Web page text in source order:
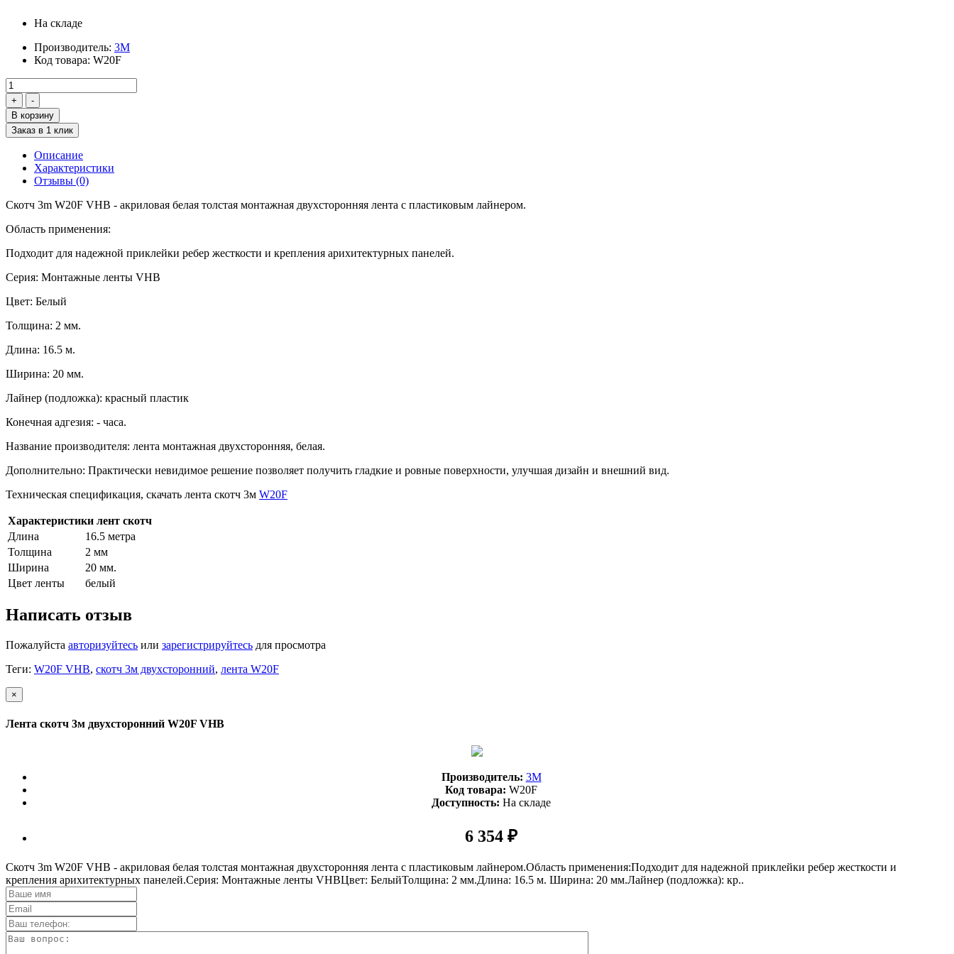
На складе
Производитель: 3М
Код товара: W20F
В корзину
Заказ в 1 клик
Описание
Характеристики
Отзывы (0)
Скотч 3m W20F VHB - акриловая белая толстая монтажная двухсторонняя лента с пластиковым лайнером.
Область применения:
Подходит для надежной приклейки ребер жесткости и крепления арихитектурных панелей.
Серия: Монтажные ленты VHB
Цвет: Белый
Толщина: 2 мм.
Длина: 16.5 м.
Ширина: 20 мм.
Лайнер (подложка): красный пластик
Конечная адгезия: - часа.
Название производителя: лента монтажная двухсторонняя, белая.
Дополнительно: Практически невидимое решение позволяет получить гладкие и ровные поверхности, улучшая дизайн и внешний вид.
Техническая спецификация, скачать лента скотч 3м W20F
Характеристики лент скотч
Длина
16.5 метра
Толщина
2 мм
Ширина
20 мм.
Цвет ленты
белый
Написать отзыв
Пожалуйста авторизуйтесь или зарегистрируйтесь для просмотра
Теги: W20F VHB, скотч 3м двухсторонний, лента W20F
×
Лента скотч 3м двухсторонний W20F VHB
Производитель: 3М
Код товара: W20F
Доступность: На складе
6 354 ₽
Скотч 3m W20F VHB - акриловая белая толстая монтажная двухсторонняя лента с пластиковым лайнером.Область применения:Подходит для надежной приклейки ребер жесткости и
крепления арихитектурных панелей.Серия: Монтажные ленты VHBЦвет: БелыйТолщина: 2 мм.Длина: 16.5 м. Ширина: 20 мм.Лайнер (подложка): кр..